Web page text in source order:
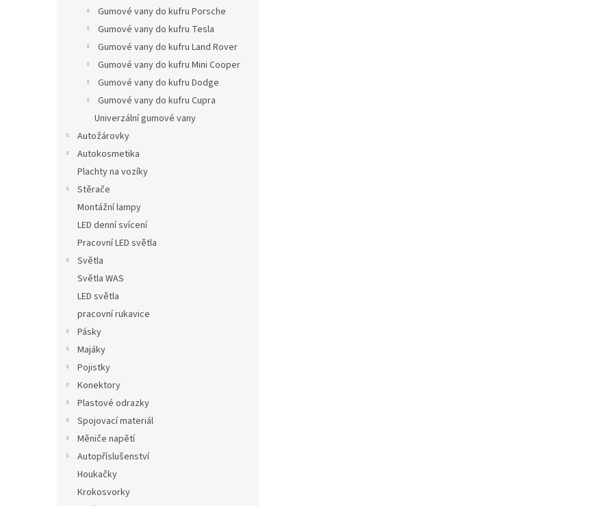
Gumové vany do kufru Porsche
Gumové vany do kufru Tesla
Gumové vany do kufru Land Rover
Gumové vany do kufru Mini Cooper
Gumové vany do kufru Dodge
Gumové vany do kufru Cupra
Univerzální gumové vany
Autožárovky
Autokosmetika
Plachty na vozíky
Stěrače
Montážní lampy
LED denní svícení
Pracovní LED světla
Světla
Světla WAS
LED světla
pracovní rukavice
Pásky
Majáky
Pojistky
Konektory
Plastové odrazky
Spojovací materiál
Měniče napětí
Autopříslušenství
Houkačky
Krokosvorky